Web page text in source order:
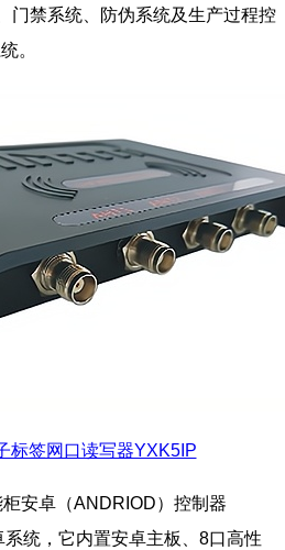
门禁系统、防伪系统及生产过程控
。
标签网口读写器YXK5IP
柜安卓（ANDRIOD）控制器
统，它内置安卓主板、8口高性